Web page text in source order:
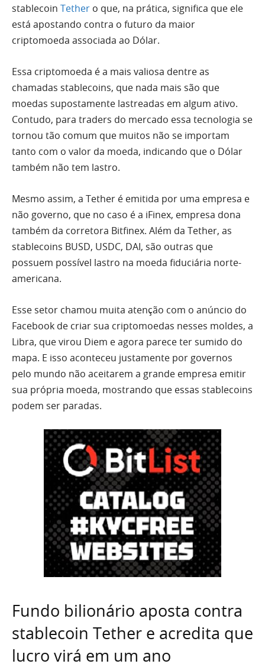
stablecoin Tether o que, na prática, significa que ele
está apostando contra o futuro da maior
criptomoeda associada ao Dólar.
Essa criptomoeda é a mais valiosa dentre as
chamadas stablecoins, que nada mais são que
moedas supostamente lastreadas em algum ativo.
Contudo, para traders do mercado essa tecnologia se
tornou tão comum que muitos não se importam
tanto com o valor da moeda, indicando que o Dólar
também não tem lastro.
Mesmo assim, a Tether é emitida por uma empresa e
não governo, que no caso é a iFinex, empresa dona
também da corretora Bitfinex. Além da Tether, as
stablecoins BUSD, USDC, DAI, são outras que
possuem possível lastro na moeda fiduciária norte-
americana.
Esse setor chamou muita atenção com o anúncio do
Facebook de criar sua criptomoedas nesses moldes, a
Libra, que virou Diem e agora parece ter sumido do
mapa. E isso aconteceu justamente por governos
pelo mundo não aceitarem a grande empresa emitir
sua própria moeda, mostrando que essas stablecoins
podem ser paradas.
Fundo bilionário aposta contra
stablecoin Tether e acredita que
lucro virá em um ano